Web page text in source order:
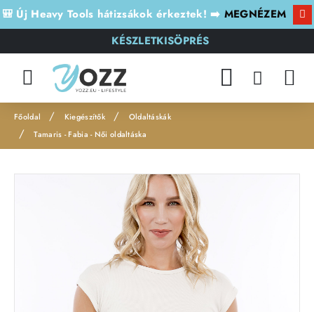
🎒 Új Heavy Tools hátizsákok érkeztek! ➡️ MEGNÉZEM
KÉSZLETKISÖPRÉS
o
Kiegészítők
Oldaltáskák
Tamaris - Fabia - Női oldaltáska